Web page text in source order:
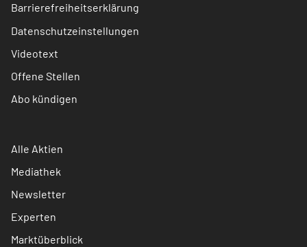
Barrierefreiheitserklärung
Datenschutzeinstellungen
Videotext
Offene Stellen
Abo kündigen
Alle Aktien
Mediathek
Newsletter
Experten
Marktüberblick